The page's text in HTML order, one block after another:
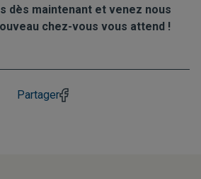
dès maintenant et venez nous
chez-vous vous attend !
Partager